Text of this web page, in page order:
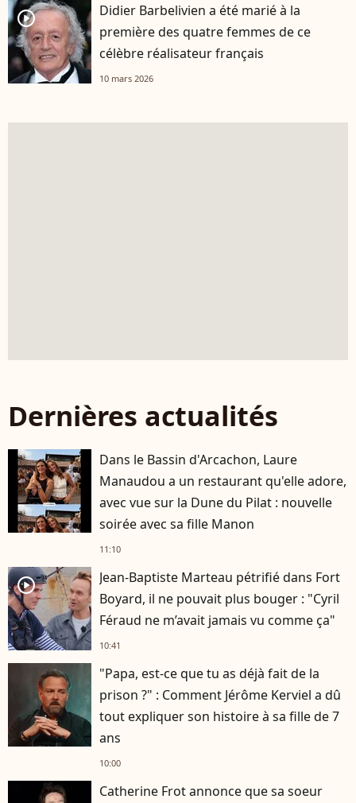
player2
Didier Barbelivien a été marié à la
première des quatre femmes de ce
célèbre réalisateur français
10 mars 2026
Dernières actualités
Dans le Bassin d'Arcachon, Laure
Manaudou a un restaurant qu'elle adore,
avec vue sur la Dune du Pilat : nouvelle
soirée avec sa fille Manon
11:10
player2
Jean-Baptiste Marteau pétrifié dans Fort
Boyard, il ne pouvait plus bouger : "Cyril
Féraud ne m’avait jamais vu comme ça"
10:41
"Papa, est-ce que tu as déjà fait de la
prison ?" : Comment Jérôme Kerviel a dû
tout expliquer son histoire à sa fille de 7
ans
10:00
Catherine Frot annonce que sa soeur